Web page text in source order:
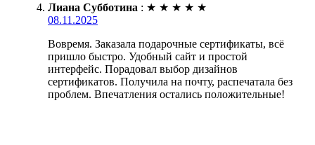
Лиана Субботина : ★ ★ ★ ★ ★
08.11.2025
Вовремя. Заказала подарочные сертификаты, всё
пришло быстро. Удобный сайт и простой
интерфейс. Порадовал выбор дизайнов
сертификатов. Получила на почту, распечатала без
проблем. Впечатления остались положительные!